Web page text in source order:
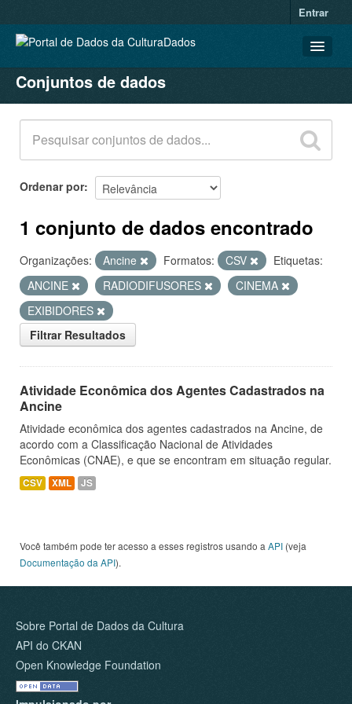
Entrar
CONJUNTOS DE DADOS
ORGANIZAÇÕES
GRUPOS
SOBRE
Conjuntos de dados
Ordenar por
1 conjunto de dados encontrado
Organizações: Ancine Formatos: CSV
Etiquetas:
ANCINE
RADIODIFUSORES
CINEMA
EXIBIDORES
Filtrar Resultados
Atividade Econômica dos Agentes Cadastrados na
Ancine
Atividade econômica dos agentes cadastrados na Ancine, de
acordo com a Classificação Nacional de Atividades
Econômicas (CNAE), e que se encontram em situação regular.
CSV XML JS
Você também pode ter acesso a esses registros usando a API (veja
Documentação da API).
Sobre Portal de Dados da Cultura
API do CKAN
Open Knowledge Foundation